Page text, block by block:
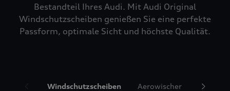
Bestandteil Ihres Audi. Mit Audi Original
Windschutzscheiben genießen Sie eine perfekte
Passform, optimale Sicht und höchste Qualität.
Windschutzscheiben Aerowischer